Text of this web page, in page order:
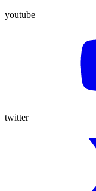
youtube
twitter